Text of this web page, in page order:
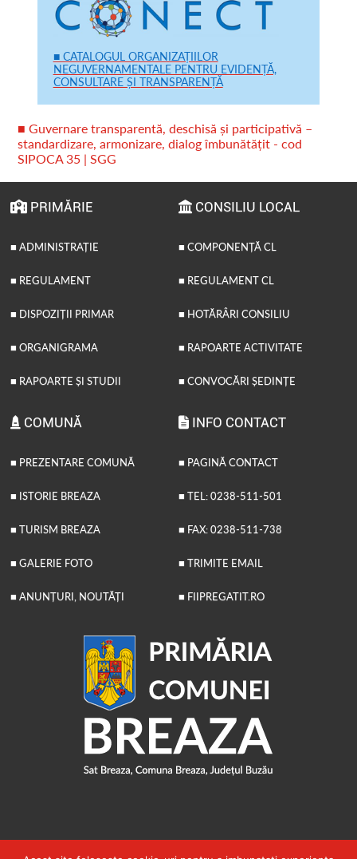
■ CATALOGUL ORGANIZAȚIILOR
NEGUVERNAMENTALE PENTRU EVIDENȚĂ,
CONSULTARE ȘI TRANSPARENȚĂ
■ Guvernare transparentă, deschisă și participativă –
standardizare, armonizare, dialog îmbunătățit - cod
SIPOCA 35 | SGG
PRIMĂRIE
■ ADMINISTRAȚIE
■ REGULAMENT
■ DISPOZIȚII PRIMAR
■ ORGANIGRAMA
■ RAPOARTE ȘI STUDII
CONSILIU LOCAL
■ COMPONENȚĂ CL
■ REGULAMENT CL
■ HOTĂRÂRI CONSILIU
■ RAPOARTE ACTIVITATE
■ CONVOCĂRI ȘEDINȚE
COMUNĂ
■ PREZENTARE COMUNĂ
■ ISTORIE BREAZA
■ TURISM BREAZA
■ GALERIE FOTO
■ ANUNȚURI, NOUTĂȚI
INFO CONTACT
■ PAGINĂ CONTACT
■ TEL: 0238-511-501
■ FAX: 0238-511-738
■ TRIMITE EMAIL
■ FIIPREGATIT.RO